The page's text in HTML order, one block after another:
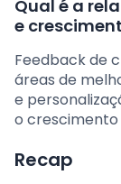
Qual é a
e
Feedback de
áreas de
e
o crescimento
Recap